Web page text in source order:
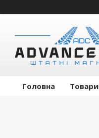
Головна Товари